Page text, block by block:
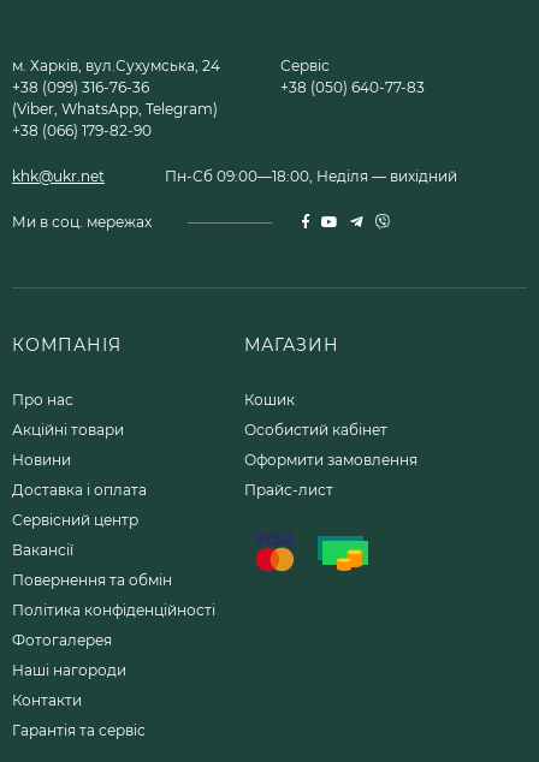
м. Харків, вул.Сухумська, 24
+38 (099) 316-76-36
(Viber, WhatsApp, Telegram)
+38 (066) 179-82-90
Сервіс
+38 (050) 640-77-83
khk@ukr.net Пн-Сб 09:00—18:00, Неділя — вихідний
Ми в соц. мережах
КОМПАНІЯ
Про нас
Акційні товари
Новини
Доставка і оплата
Сервісний центр
Вакансії
Повернення та обмін
Політика конфіденційності
Фотогалерея
Наші нагороди
Контакти
Гарантія та сервіс
МАГАЗИН
Кошик
Особистий кабінет
Оформити замовлення
Прайс-лист